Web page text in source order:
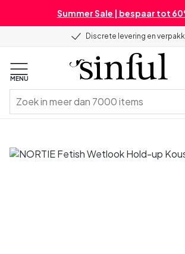
Summer Sale | bespaar tot
Discrete levering en
MENU